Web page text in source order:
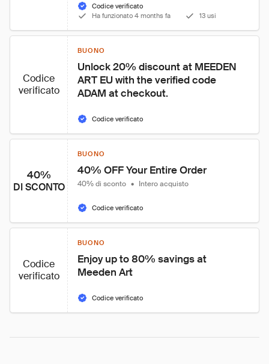
Codice verificato
Ha funzionato 4 months fa
13 usi
Codice
verificato
BUONO
Unlock 20% discount at MEEDEN
ART EU with the verified code
ADAM at checkout.
Codice verificato
40%
DI SCONTO
BUONO
40% OFF Your Entire Order
40% di sconto • Intero acquisto
Codice verificato
Codice
verificato
BUONO
Enjoy up to 80% savings at
Meeden Art
Codice verificato